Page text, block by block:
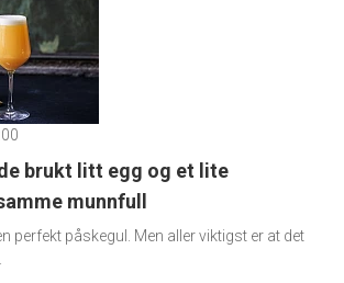
brukt litt egg og et lite
munnfull
perfekt påskegul. Men aller viktigst er at det